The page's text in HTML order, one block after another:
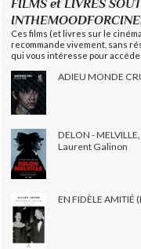
FILMS et LIVRES
Ces films (et livres sur le
recommande vivement, sans
qui vous intéresse pour
ADIEU MONDE
DELON -
Laurent Galinon
EN FIDÈLE